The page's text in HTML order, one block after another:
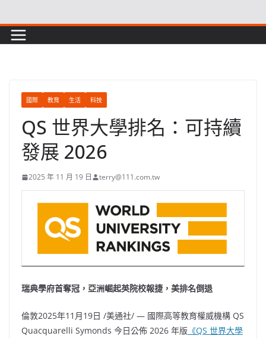
to
content
國際 教育 生活 科技
QS 世界大學排名：可持續
發展 2026
2025 年 11 月 19 日 terry@111.com.tw
瑞典學府首奪冠，亞洲崛起英院校報捷，美排名倒退
倫敦2025年11月19日 /美通社/ — 國際高等教育權威機構 QS
Quacquarelli Symonds 今日公佈 2026 年版 《QS 世界大學